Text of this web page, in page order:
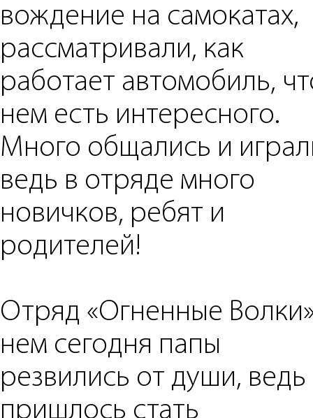
вождение на самокатах,
рассматривали, как
работает автомобиль,
нем есть интересного.
Много общались и
ведь в отряде много
новичков, ребят и
родителей!
Отряд «Огненные
нем сегодня папы
резвились от души,
пришлось стать